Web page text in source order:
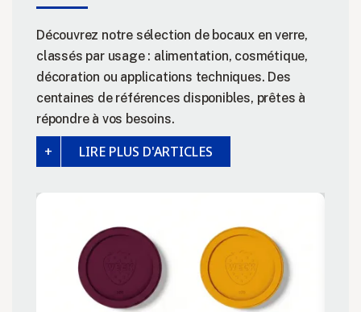
Découvrez notre sélection de bocaux en verre,
classés par usage : alimentation, cosmétique,
décoration ou applications techniques. Des
centaines de références disponibles, prêtes à
répondre à vos besoins.
LIRE PLUS D'ARTICLES